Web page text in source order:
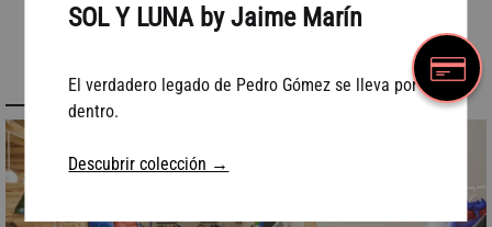
SOL Y LUNA by Jaime Marín
El verdadero legado de Pedro Gómez se lleva por
dentro.
Descubrir colección →